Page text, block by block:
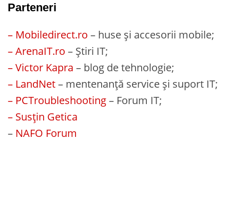
Parteneri
– Mobiledirect.ro – huse și accesorii mobile;
– ArenaIT.ro – Știri IT;
– Victor Kapra – blog de tehnologie;
– LandNet– mentenanță service și suport IT;
– PCTroubleshooting– Forum IT;
– Susțin Getica
– NAFO Forum